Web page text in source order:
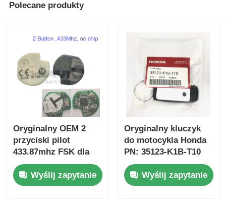
Polecane produkty
Oryginalny OEM 2
przyciski pilot
433.87mhz FSK dla
Su-zuki Jim-ny 2005-
2017 Bez chipa 37182-
A7 Tylko sterowanie
Wyślij zapytanie
Oryginalny kluczyk
do motocykla Honda
PN: 35123-K1B-T10
trójprzyciskowy
FSK433.92MHz
ID47chip pilot do
Wyślij zapytanie